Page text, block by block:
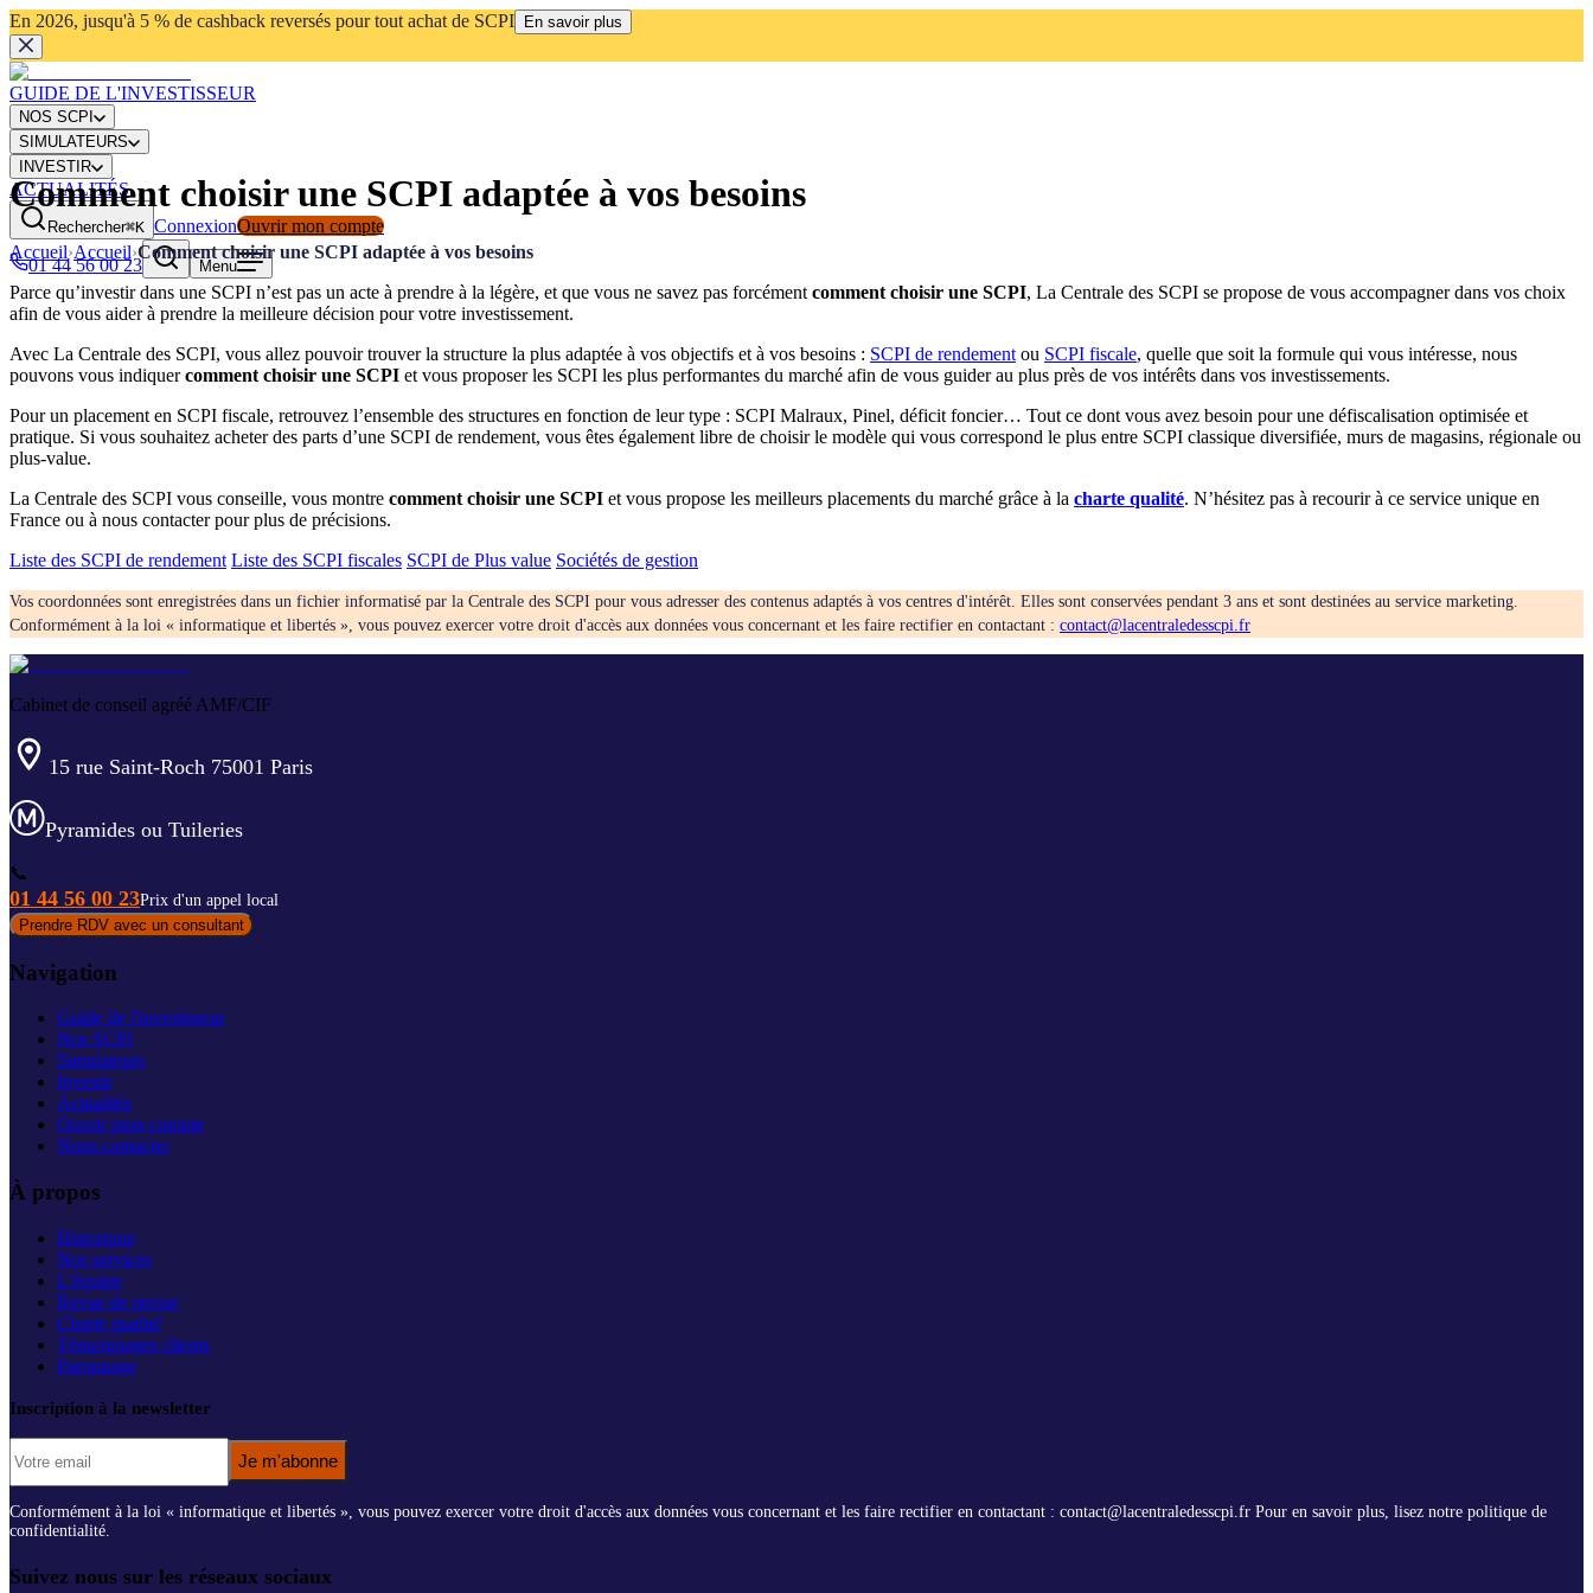
En 2026, jusqu'à 5 % de cashback reversés pour tout achat de SCPI En savoir plus
GUIDE DE L'INVESTISSEUR
NOS SCPI
SIMULATEURS
INVESTIR
ACTUALITÉS
Rechercher⌘K ConnexionOuvrir mon compte
01 44 56 00 23
Menu
Comment choisir une SCPI adaptée à vos besoins
Accueil›Accueil›Comment choisir une SCPI adaptée à vos besoins
Parce qu’investir dans une SCPI n’est pas un acte à prendre à la légère, et que vous ne savez pas forcément comment choisir une SCPI, La Centrale des SCPI se propose de vous accompagner dans vos choix
afin de vous aider à prendre la meilleure décision pour votre investissement.
Avec La Centrale des SCPI, vous allez pouvoir trouver la structure la plus adaptée à vos objectifs et à vos besoins : SCPI de rendement ou SCPI fiscale, quelle que soit la formule qui vous intéresse, nous
pouvons vous indiquercomment choisir une SCPI et vous proposer les SCPI les plus performantes du marché afin de vous guider au plus près de vos intérêts dans vos investissements.
Pour un placement en SCPI fiscale, retrouvez l’ensemble des structures en fonction de leur type : SCPI Malraux, Pinel, déficit foncier… Tout ce dont vous avez besoin pour une défiscalisation optimisée et
pratique. Si vous souhaitez acheter des parts d’une SCPI de rendement, vous êtes également libre de choisir le modèle qui vous correspond le plus entre SCPI classique diversifiée, murs de magasins, régionale ou
plus-value.
La Centrale des SCPI vous conseille, vous montre comment choisir une SCPI et vous propose les meilleurs placements du marché grâce à la charte qualité. N’hésitez pas à recourir à ce service unique en
France ou à nous contacter pour plus de précisions.
Liste des SCPI de rendement Liste des SCPI fiscales SCPI de Plus value Sociétés de gestion
Vos coordonnées sont enregistrées dans un fichier informatisé par la Centrale des SCPI pour vous adresser des contenus adaptés à vos centres d'intérêt. Elles sont conservées pendant 3 ans et sont destinées au service marketing.
Conformément à la loi « informatique et libertés », vous pouvez exercer votre droit d'accès aux données vous concernant et les faire rectifier en contactant : contact@lacentraledesscpi.fr
Cabinet de conseil agréé AMF/CIF
15 rue Saint-Roch 75001 Paris
Pyramides ou Tuileries
📞
01 44 56 00 23Prix d'un appel local
Prendre RDV avec un consultant
Navigation
Guide de l'investisseur
Nos SCPI
Simulateurs
Investir
Actualités
Ouvrir mon compte
Nous contacter
À propos
Historique
Nos services
L'équipe
Revue de presse
Charte qualité
Témoignages clients
Parrainage
Inscription à la newsletter
Je m'abonne
Conformément à la loi « informatique et libertés », vous pouvez exercer votre droit d'accès aux données vous concernant et les faire rectifier en contactant : contact@lacentraledesscpi.fr Pour en savoir plus, lisez notre politique de
confidentialité.
Suivez nous sur les réseaux sociaux